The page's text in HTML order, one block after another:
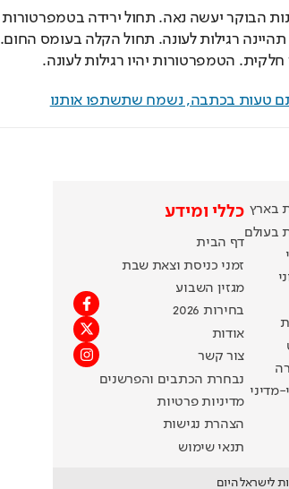
רגילות לעונה. תחול הקלה בעומס החום.
חלקית. הטמפרטורות יהיו רגילות לעונה.
טעות בכתבה, נשמח שתשתפו אותנו
בארץ
בעולם
מדיני
כללי ומידע
דף הבית
זמני כניסת וצאת שבת
מגזין השבוע
בחירות 2026
אודות
צור קשר
נבחרת הכתבים והפרשנים
מדיניות פרטיות
הצהרת נגישות
תנאי שימוש
לישראל היום